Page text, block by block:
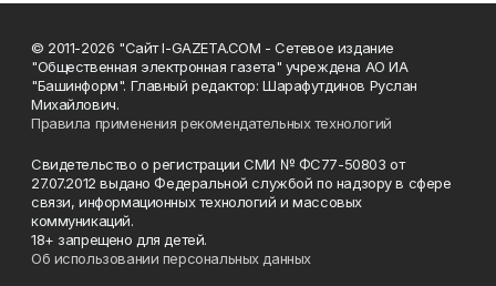
© 2011-2026 "Сайт I-GAZETA.COM - Сетевое издание
"Общественная электронная газета" учреждена АО ИА
"Башинформ". Главный редактор: Шарафутдинов Руслан
Михайлович.
Правила применения рекомендательных технологий
Свидетельство о регистрации СМИ № ФС77-50803 от
27.07.2012 выдано Федеральной службой по надзору в сфере
связи, информационных технологий и массовых
коммуникаций.
18+ запрещено для детей.
Об использовании персональных данных